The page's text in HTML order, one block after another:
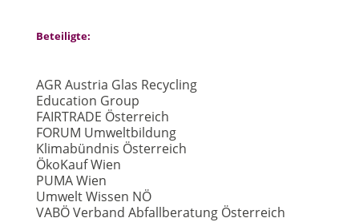
Beteiligte:
AGR Austria Glas Recycling
Education Group
FAIRTRADE Österreich
FORUM Umweltbildung
Klimabündnis Österreich
ÖkoKauf Wien
PUMA Wien
Umwelt Wissen NÖ
VABÖ Verband Abfallberatung Österreich